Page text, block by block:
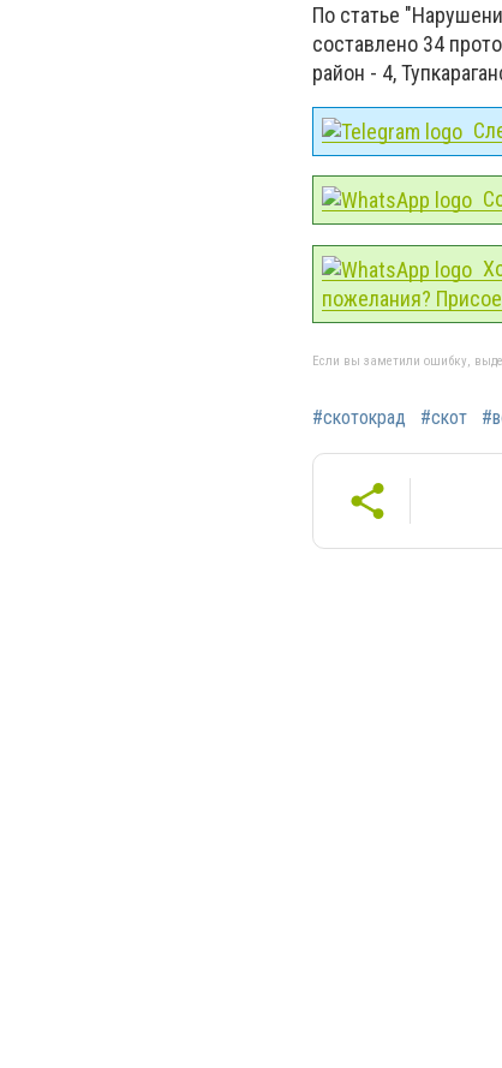
По статье
составлено 34
район - 4,
пожелания?
Если вы заметили ошибку,
#скотокрад #скот